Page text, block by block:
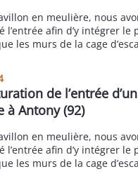
en meulière, nous
l’entrée afin d’y intégrer le
les murs de la cage
porte de garage et la porte
trimestre 2024.
de l’entrée
à Antony (92)
en meulière, nous
l’entrée afin d’y intégrer le
les murs de la cage